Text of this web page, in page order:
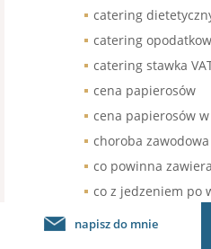
catering
catering
catering stawka
cena papierosów
cena papierosów
choroba
co powinna
co z jedzeniem po
COVID restauracja
napisz do mnie